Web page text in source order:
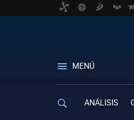
MENÚ
ANÁLISIS